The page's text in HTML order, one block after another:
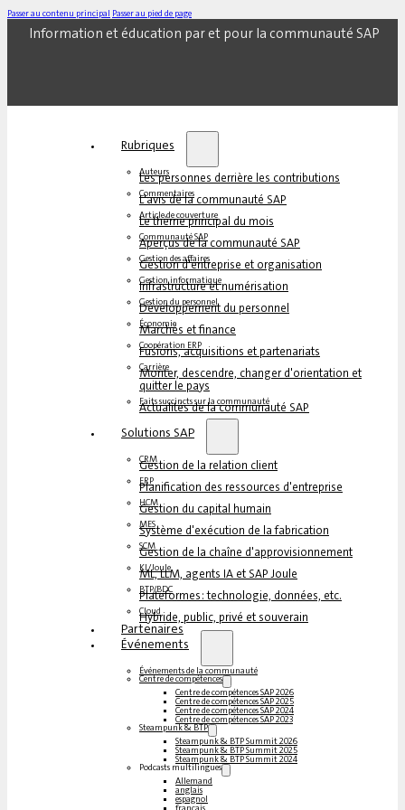
Passer au contenu principal Passer au pied de page
Information et éducation par et pour la communauté SAP
Rubriques
Auteurs
Les personnes derrière les contributions
Commentaires
L'avis de la communauté SAP
Article de couverture
Le thème principal du mois
Communauté SAP
Aperçus de la communauté SAP
Gestion des affaires
Gestion d'entreprise et organisation
Gestion informatique
Infrastructure et numérisation
Gestion du personnel
Développement du personnel
Économie
Marchés et finance
Coopération ERP
Fusions, acquisitions et partenariats
Carrière
Monter, descendre, changer d'orientation et
quitter le pays
Faits succincts sur la communauté
Actualités de la communauté SAP
Solutions SAP
CRM
Gestion de la relation client
ERP
Planification des ressources d'entreprise
HCM
Gestion du capital humain
MES
Système d'exécution de la fabrication
SCM
Gestion de la chaîne d'approvisionnement
KI/Joule
ML, LLM, agents IA et SAP Joule
BTP/BDC
Plateformes : technologie, données, etc.
Cloud
Hybride, public, privé et souverain
Partenaires
Événements
Événements de la communauté
Centre de compétences
Centre de compétences SAP 2026
Centre de compétences SAP 2025
Centre de compétences SAP 2024
Centre de compétences SAP 2023
Steampunk & BTP
Steampunk & BTP Summit 2026
Steampunk & BTP Summit 2025
Steampunk & BTP Summit 2024
Podcasts multilingues
Allemand
anglais
espagnol